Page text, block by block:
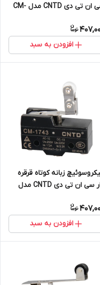
سی ان تی دی CNTD مدل CM-
افزودن به سبد
زبانه کوتاه قرقره
دار سی ان تی دی CNTD مدل
افزودن به سبد